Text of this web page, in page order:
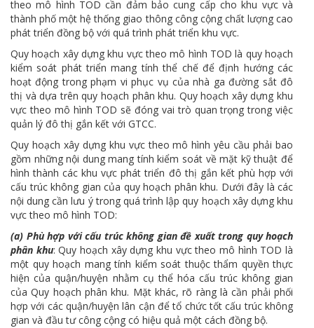
theo mô hình TOD cần đảm bảo cung cấp cho khu vực và
thành phố một hệ thống giao thông công cộng chất lượng cao
phát triển đồng bộ với quá trình phát triển khu vực.
Quy hoạch xây dựng khu vực theo mô hình TOD là quy hoạch
kiểm soát phát triển mang tính thể chế để định hướng các
hoạt động trong phạm vi phục vụ của nhà ga đường sắt đô
thị và dựa trên quy hoạch phân khu. Quy hoạch xây dựng khu
vực theo mô hình TOD sẽ đóng vai trò quan trọng trong việc
quản lý đô thị gắn kết với GTCC.
Quy hoạch xây dựng khu vực theo mô hình yêu cầu phải bao
gồm những nội dung mang tính kiểm soát về mặt kỹ thuật để
hình thành các khu vực phát triển đô thị gắn kết phù hợp với
cấu trúc không gian của quy hoạch phân khu. Dưới đây là các
nội dung cần lưu ý trong quá trình lập quy hoạch xây dựng khu
vực theo mô hình TOD:
(a) Phù hợp với cấu trúc không gian đề xuất trong quy hoạch
phân khu: Quy hoạch xây dựng khu vực theo mô hình TOD là
một quy hoạch mang tính kiểm soát thuộc thẩm quyền thực
hiện của quận/huyện nhằm cụ thể hóa cấu trúc không gian
của Quy hoạch phân khu. Mặt khác, rõ ràng là cần phải phối
hợp với các quận/huyện lân cận để tổ chức tốt cấu trúc không
gian và đầu tư công cộng có hiệu quả một cách đồng bộ.